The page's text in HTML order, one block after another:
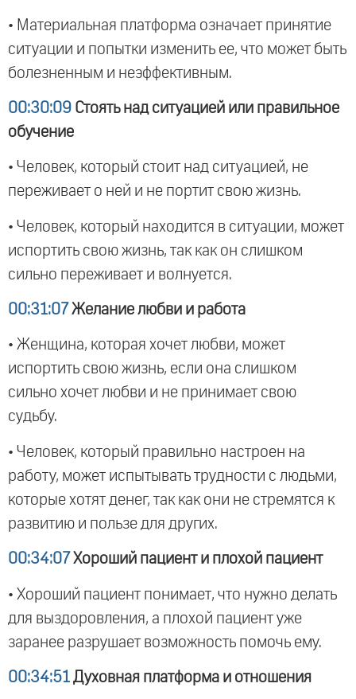
• Материальная платформа означает принятие
ситуации и попытки изменить ее, что может быть
болезненным и неэффективным.
00:30:09 Стоять над ситуацией или правильное
обучение
• Человек, который стоит над ситуацией, не
переживает о ней и не портит свою жизнь.
• Человек, который находится в ситуации, может
испортить свою жизнь, так как он слишком
сильно переживает и волнуется.
00:31:07 Желание любви и работа
• Женщина, которая хочет любви, может
испортить свою жизнь, если она слишком
сильно хочет любви и не принимает свою
судьбу.
• Человек, который правильно настроен на
работу, может испытывать трудности с людьми,
которые хотят денег, так как они не стремятся к
развитию и пользе для других.
00:34:07 Хороший пациент и плохой пациент
• Хороший пациент понимает, что нужно делать
для выздоровления, а плохой пациент уже
заранее разрушает возможность помочь ему.
00:34:51 Духовная платформа и отношения